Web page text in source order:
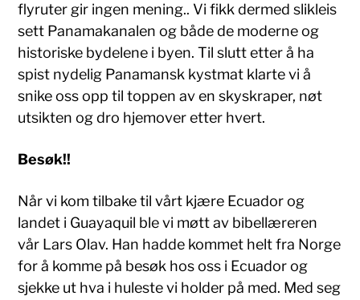
flyruter gir ingen mening.. Vi fikk dermed slikleis
sett Panamakanalen og både de moderne og
historiske bydelene i byen. Til slutt etter å ha
spist nydelig Panamansk kystmat klarte vi å
snike oss opp til toppen av en skyskraper, nøt
utsikten og dro hjemover etter hvert.
Besøk!!
Når vi kom tilbake til vårt kjære Ecuador og
landet i Guayaquil ble vi møtt av bibellæreren
vår Lars Olav. Han hadde kommet helt fra Norge
for å komme på besøk hos oss i Ecuador og
sjekke ut hva i huleste vi holder på med. Med seg